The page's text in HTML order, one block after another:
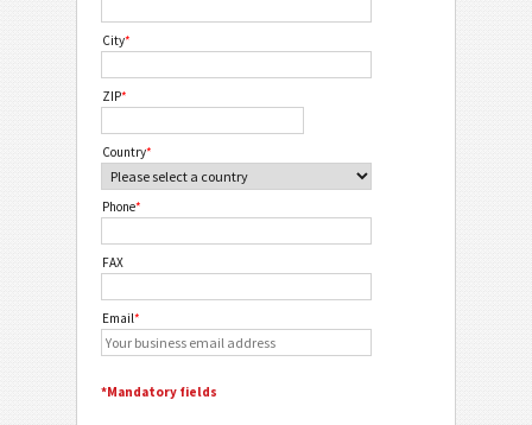
City*
ZIP*
Country*
Phone*
FAX
Email*
*Mandatory fields